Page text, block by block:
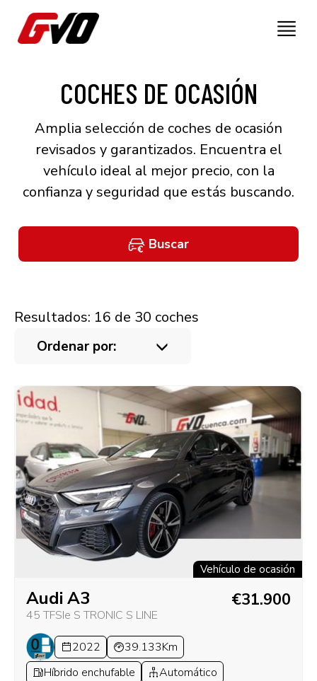
COCHES DE OCASIÓN
Amplia selección de coches de ocasión
revisados y garantizados. Encuentra el
vehículo ideal al mejor precio, con la
confianza y seguridad que estás buscando.
Buscar
Resultados: 16 de 30 coches
Ordenar por:
Vehículo de ocasión
Audi A3
45 TFSIe S TRONIC S LINE
€31.900
2022
39.133Km
Híbrido enchufable
Automático